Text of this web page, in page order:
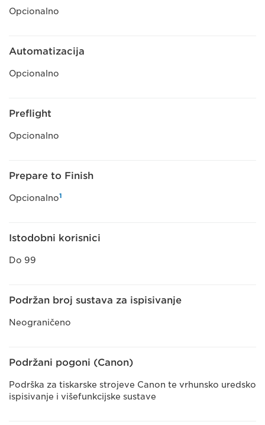
Opcionalno
Automatizacija
Opcionalno
Preflight
Opcionalno
Prepare to Finish
Opcionalno1
Istodobni korisnici
Do 99
Podržan broj sustava za ispisivanje
Neograničeno
Podržani pogoni (Canon)
Podrška za tiskarske strojeve Canon te vrhunsko uredsko
ispisivanje i višefunkcijske sustave